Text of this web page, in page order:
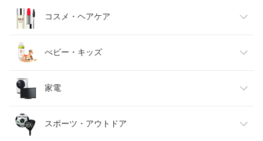
キッズファッション
ベビーファッション
インナー・下着・ナイトウェア
バッグ・小物・ブランド雑貨
スイーツ・お菓子
水・ソフトドリンク
ビール・洋酒
ワイン
日用品雑貨・文房具・手芸
ダイエット・健康
医薬品・コンタクト・介護
コスメ・ヘアケア
美容・コスメ・香水
べビー・キッズ
キッズ・ベビー・マタニティ
おもちゃ
家電
家電
スポーツ・アウトドア